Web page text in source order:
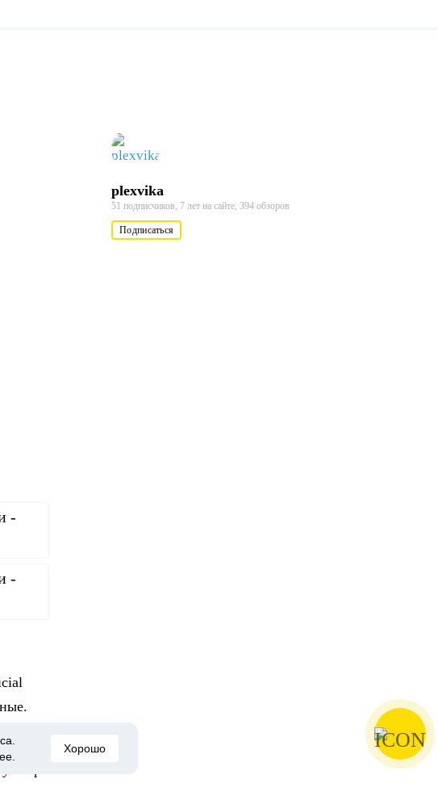
и при
plexvika
51 подписчиков, 7 лет на сайте, 394 обзоров
Подписаться
Хорошо